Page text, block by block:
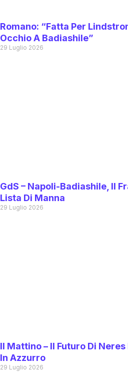
Romano: “Fatta Per
Occhio A Badiashile”
29 Luglio 2026
GdS – Napoli-Badiashile, Il
Lista Di Manna
29 Luglio 2026
Il Mattino – Il Futuro Di
In Azzurro
29 Luglio 2026